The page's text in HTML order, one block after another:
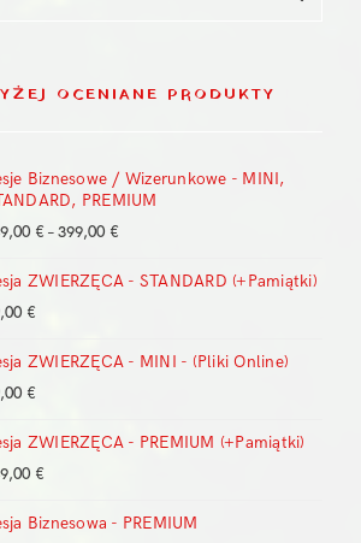
OCENIANE PRODUKTY
Biznesowe / Wizerunkowe - MINI,
PREMIUM
€ – 399,00 €
od
399,00 €
ZWIERZĘCA - STANDARD (+Pamiątki)
€
ZWIERZĘCA - MINI - (Pliki Online)
€
ZWIERZĘCA - PREMIUM (+Pamiątki)
€
Biznesowa - PREMIUM